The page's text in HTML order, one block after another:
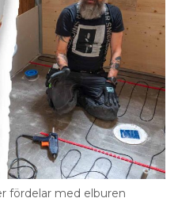
fördelar med elburen